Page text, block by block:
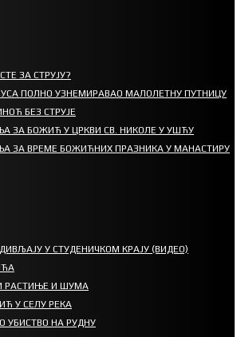
ЗА СТРУЈУ?
ПОЛНО УЗНЕМИРАВАО МАЛОЛЕТНУ ПУТНИЦУ
БЕЗ СТРУЈЕ
ЗА БОЖИЋ У ЦРКВИ СВ. НИКОЛЕ У УШЋУ
ЗА ВРЕМЕ БОЖИЋНИХ ПРАЗНИКА У МАНАСТИРУ
У СТУДЕНИЧКОМ КРАЈУ (ВИДЕО)
РАСТИЊЕ И ШУМА
У СЕЛУ РЕКА
УБИСТВО НА РУДНУ